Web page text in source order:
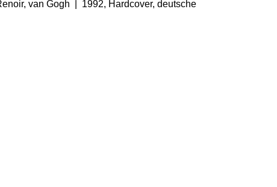
van Gogh | 1992, Hardcover, deutsche